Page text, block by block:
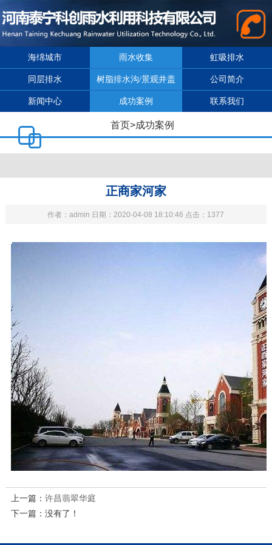
海绵城市 雨水收集 虹吸排水
同层排水 树脂排水沟/景观井盖 公司简介
新闻中心 成功案例 联系我们
首页>成功案例
正商家河家
作者：admin 日期：2020-04-08 18:10:46 点击：1377
上一篇： 许昌翡翠华庭
下一篇：没有了！